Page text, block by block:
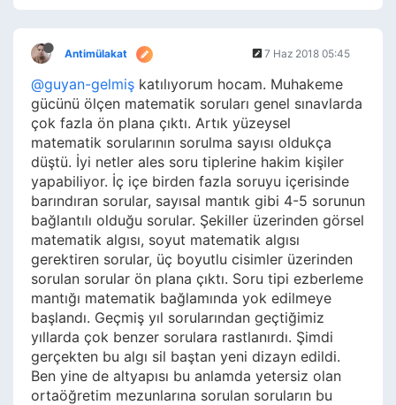
Antimülakat 7 Haz 2018 05:45
@guyan-gelmiş katılıyorum hocam. Muhakeme
gücünü ölçen matematik soruları genel sınavlarda
çok fazla ön plana çıktı. Artık yüzeysel
matematik sorularının sorulma sayısı oldukça
düştü. İyi netler ales soru tiplerine hakim kişiler
yapabiliyor. İç içe birden fazla soruyu içerisinde
barındıran sorular, sayısal mantık gibi 4-5 sorunun
bağlantılı olduğu sorular. Şekiller üzerinden görsel
matematik algısı, soyut matematik algısı
gerektiren sorular, üç boyutlu cisimler üzerinden
sorulan sorular ön plana çıktı. Soru tipi ezberleme
mantığı matematik bağlamında yok edilmeye
başlandı. Geçmiş yıl sorularından geçtiğimiz
yıllarda çok benzer sorulara rastlanırdı. Şimdi
gerçekten bu algı sil baştan yeni dizayn edildi.
Ben yine de altyapısı bu anlamda yetersiz olan
ortaöğretim mezunlarına sorulan soruların bu